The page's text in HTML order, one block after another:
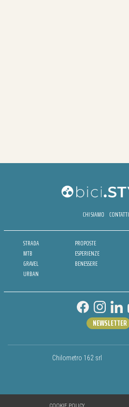
CHI SIAMO CONTATTI
STRADA
MTB
GRAVEL
URBAN
PROPOSTE
ESPERIENZE
BENESSERE
Chilometro 162 srl
NEWSLETTER
COOKIE POLICY